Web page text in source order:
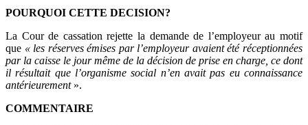
POURQUOI CETTE DECISION?
La Cour de cassation rejette la demande de l’employeur au motif
que « les réserves émises par l’employeur avaient été réceptionnées
par la caisse le jour même de la décision de prise en charge, ce dont
il résultait que l’organisme social n’en avait pas eu connaissance
antérieurement ».
COMMENTAIRE